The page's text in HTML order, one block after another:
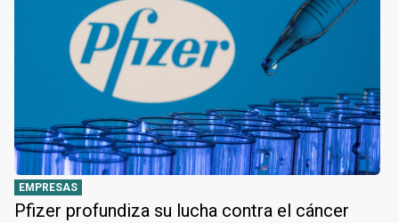
EMPRESAS
Pfizer profundiza su lucha contra el cáncer